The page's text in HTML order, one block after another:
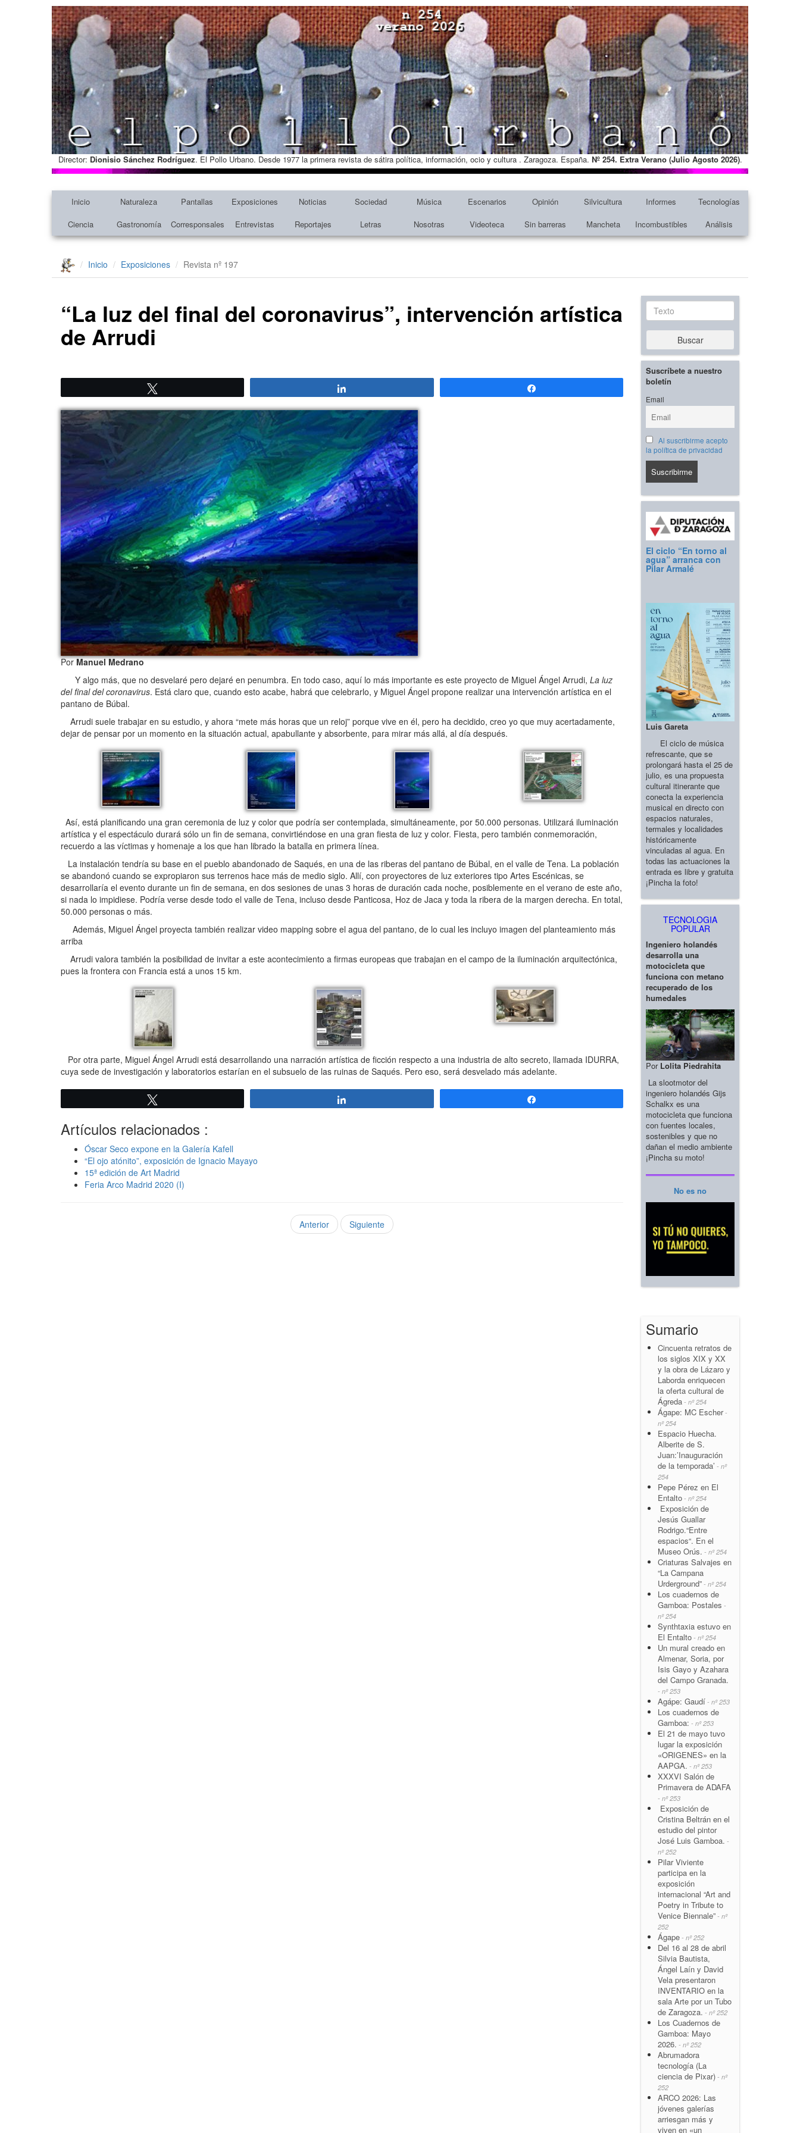
Director: Dionisio Sánchez Rodríguez. El Pollo Urbano. Desde 1977 la primera revista de sátira política, información, ocio y cultura . Zaragoza. España. Nº 254. Extra Verano (Julio Agosto 2026).
Inicio Naturaleza Pantallas Exposiciones Noticias Sociedad Música Escenarios Opinión Silvicultura Informes
Tecnologías
Ciencia
Gastronomía Corresponsales Entrevistas Reportajes Letras Nosotras Videoteca Sin barreras Mancheta Incombustibles Análisis
Inicio Exposiciones Revista nº 197
“La luz del final del coronavirus”, intervención artística
de Arrudi
PorManuel Medrano
Y algo más, que no desvelaré pero dejaré en penumbra. En todo caso, aquí lo más importante es este proyecto de Miguel Ángel Arrudi, La luz
del final del coronavirus. Está claro que, cuando esto acabe, habrá que celebrarlo, y Miguel Ángel propone realizar una intervención artística en el
pantano de Búbal.
Arrudi suele trabajar en su estudio, y ahora “mete más horas que un reloj” porque vive en él, pero ha decidido, creo yo que muy acertadamente,
dejar de pensar por un momento en la situación actual, apabullante y absorbente, para mirar más allá, al día después.
Así, está planificando una gran ceremonia de luz y color que podría ser contemplada, simultáneamente, por 50.000 personas. Utilizará iluminación
artística y el espectáculo durará sólo un fin de semana, convirtiéndose en una gran fiesta de luz y color. Fiesta, pero también conmemoración,
recuerdo a las víctimas y homenaje a los que han librado la batalla en primera línea.
La instalación tendría su base en el pueblo abandonado de Saqués, en una de las riberas del pantano de Búbal, en el valle de Tena. La población
se abandonó cuando se expropiaron sus terrenos hace más de medio siglo. Allí, con proyectores de luz exteriores tipo Artes Escénicas, se
desarrollaría el evento durante un fin de semana, en dos sesiones de unas 3 horas de duración cada noche, posiblemente en el verano de este año,
si nada lo impidiese. Podría verse desde todo el valle de Tena, incluso desde Panticosa, Hoz de Jaca y toda la ribera de la margen derecha. En total,
50.000 personas o más.
Además, Miguel Ángel proyecta también realizar video mapping sobre el agua del pantano, de lo cual les incluyo imagen del planteamiento más
arriba
Arrudi valora también la posibilidad de invitar a este acontecimiento a firmas europeas que trabajan en el campo de la iluminación arquitectónica,
pues la frontera con Francia está a unos 15 km.
Por otra parte, Miguel Ángel Arrudi está desarrollando una narración artística de ficción respecto a una industria de alto secreto, llamada IDURRA,
cuya sede de investigación y laboratorios estarían en el subsuelo de las ruinas de Saqués. Pero eso, será desvelado más adelante.
Artículos relacionados :
Óscar Seco expone en la Galería Kafell
“El ojo atónito”, exposición de Ignacio Mayayo
15ª edición de Art Madrid
Feria Arco Madrid 2020 (I)
Anterior Siguiente
Texto
Buscar
Suscríbete a nuestro
boletín
Email
Al suscribirme acepto
la política de privacidad
El ciclo “En torno al
agua” arranca con
Pilar Armalé
Luis Gareta
El ciclo de música
refrescante, que se
prolongará hasta el 25 de
julio, es una propuesta
cultural itinerante que
conecta la experiencia
musical en directo con
espacios naturales,
termales y localidades
históricamente
vinculadas al agua. En
todas las actuaciones la
entrada es libre y gratuita
¡Pincha la foto!
TECNOLOGIA
POPULAR
Ingeniero holandés
desarrolla una
motocicleta que
funciona con metano
recuperado de los
humedales
Por Lolita Piedrahita
La slootmotor del
ingeniero holandés Gijs
Schalkx es una
motocicleta que funciona
con fuentes locales,
sostenibles y que no
dañan el medio ambiente
¡Pincha su moto!
No es no
Sumario
Cincuenta retratos de
los siglos XIX y XX
y la obra de Lázaro y
Laborda enriquecen
la oferta cultural de
Ágreda - nº 254
Ágape: MC Escher-
nº 254
Espacio Huecha.
Alberite de S.
Juan:’Inauguración
de la temporada’ - nº
254
Pepe Pérez en El
Entalto - nº 254
Exposición de
Jesús Guallar
Rodrigo.“Entre
espacios“. En el
Museo Orús. - nº 254
Criaturas Salvajes en
“La Campana
Urderground” - nº 254
Los cuadernos de
Gamboa: Postales -
nº 254
Synthtaxia estuvo en
El Entalto - nº 254
Un mural creado en
Almenar, Soria, por
Isis Gayo y Azahara
del Campo Granada.
- nº 253
Agápe: Gaudí - nº 253
Los cuadernos de
Gamboa: - nº 253
El 21 de mayo tuvo
lugar la exposición
«ORIGENES» en la
AAPGA. - nº 253
XXXVI Salón de
Primavera de ADAFA
- nº 253
Exposición de
Cristina Beltrán en el
estudio del pintor
José Luis Gamboa. -
nº 252
Pilar Viviente
participa en la
exposición
internacional “Art and
Poetry in Tribute to
Venice Biennale” - nº
252
Ágape - nº 252
Del 16 al 28 de abril
Silvia Bautista,
Ángel Laín y David
Vela presentaron
INVENTARIO en la
sala Arte por un Tubo
de Zaragoza. - nº 252
Los Cuadernos de
Gamboa: Mayo
2026. - nº 252
Abrumadora
tecnología (La
ciencia de Pixar) - nº
252
ARCO 2026: Las
jóvenes galerías
arriesgan más y
viven en «un